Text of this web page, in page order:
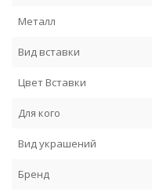
Металл
Вид вставки
Цвет Вставки
Для кого
Вид украшений
Бренд